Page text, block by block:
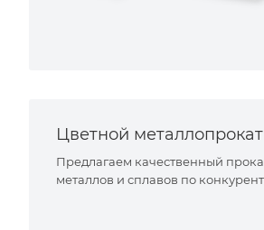
Цветной металлопрокат
Предлагаем качественный
металлов и сплавов по